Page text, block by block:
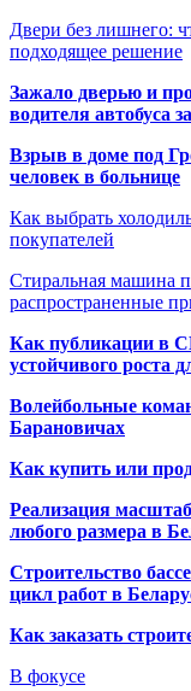
Двери без лишнего:
подходящее решение
Зажало дверью и
водителя автобуса
Взрыв в доме под
человек в больнице
Как выбрать
покупателей
Стиральная машина
распространенные
Как публикации в
устойчивого роста
Волейбольные
Барановичах
Как купить или
Реализация
любого размера в
Строительство
цикл работ в
Как заказать
В фокусе